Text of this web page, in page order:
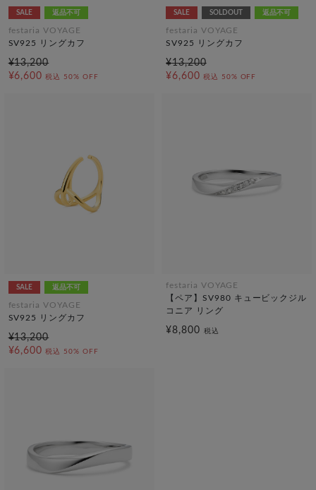
SALE 返品不可
festaria VOYAGE
SV925 リングカフ
¥13,200
¥6,600 税込 50% OFF
SALE SOLDOUT 返品不可
festaria VOYAGE
SV925 リングカフ
¥13,200
¥6,600 税込 50% OFF
SALE 返品不可
festaria VOYAGE
SV925 リングカフ
¥13,200
¥6,600 税込 50% OFF
festaria VOYAGE
【ペア】SV980 キュービックジル
コニア リング
¥8,800 税込